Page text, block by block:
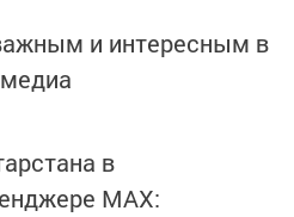
и интересным в
в
MАХ: